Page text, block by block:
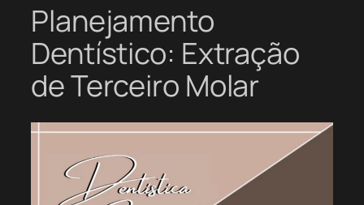
Planejamento
Dentístico: Extração
de Terceiro Molar